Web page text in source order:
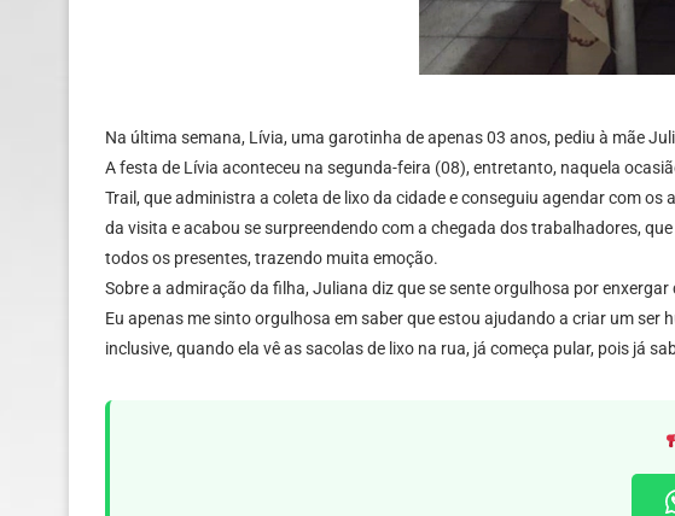
Na última semana, Lívia, uma garotinha de apenas 03 anos, pediu à mãe
A festa de Lívia aconteceu na segunda-feira (08), entretanto, naquela
Trail, que administra a coleta de lixo da cidade e conseguiu agendar com
da visita e acabou se surpreendendo com a chegada dos trabalhadores,
todos os presentes, trazendo muita emoção.
Sobre a admiração da filha, Juliana diz que se sente orgulhosa por
Eu apenas me sinto orgulhosa em saber que estou ajudando a criar um
inclusive, quando ela vê as sacolas de lixo na rua, já começa pular, pois já